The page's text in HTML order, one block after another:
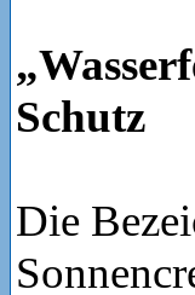
Schutz
Die